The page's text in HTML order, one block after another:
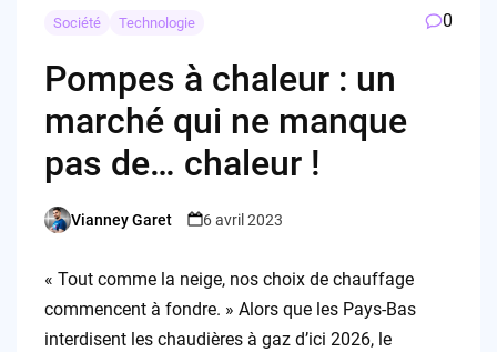
Société Technologie 0
Pompes à chaleur : un
marché qui ne manque
pas de… chaleur !
Posted
Vianney Garet 6 avril 2023
« Tout comme la neige, nos choix de chauffage
commencent à fondre. » Alors que les Pays-Bas
interdisent les chaudières à gaz d’ici 2026, le